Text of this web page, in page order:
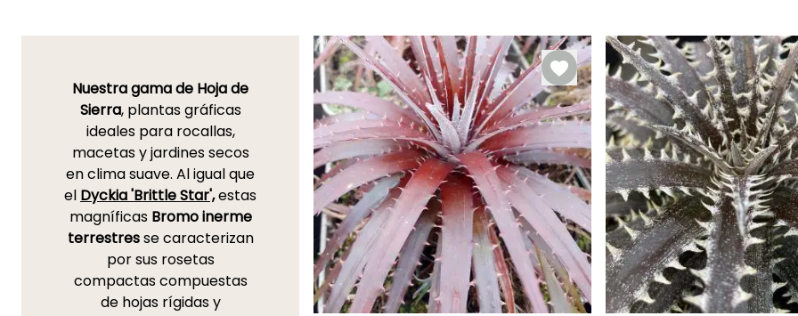
Nuestra gama de Hoja de
Sierra, plantas gráficas
ideales para rocallas,
macetas y jardines secos
en clima suave. Al igual que
el Dyckia 'Brittle Star',estas
magníficas Bromo inerme
terrestresse caracterizan
por sus rosetas
compactas compuestas
de hojas rígidas y